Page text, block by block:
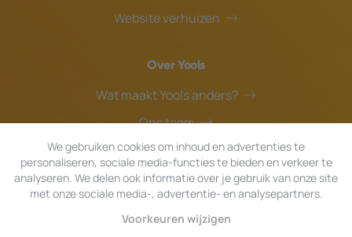
Website verhuizen
Over Yools
Wat maakt Yools anders?
Ons team
Blog
Helpdesk
© 2026 Yools | Alle rechten voorbehouden.
We gebruiken cookies om inhoud en advertenties te
personaliseren, sociale media-functies te bieden en verkeer te
analyseren. We delen ook informatie over je gebruik van onze site
met onze sociale media-, advertentie- en analysepartners.
Voorkeuren wijzigen